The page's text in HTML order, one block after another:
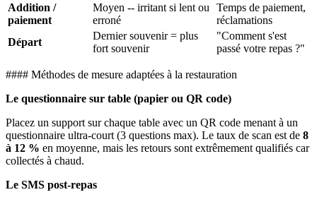
Addition /
paiement
Moyen -- irritant si lent ou
erroné
Temps de paiement,
réclamations
Départ
Dernier souvenir = plus
fort souvenir
"Comment s'est
passé votre repas ?"
#### Méthodes de mesure adaptées à la restauration
Le questionnaire sur table (papier ou QR code)
Placez un support sur chaque table avec un QR code menant à un
questionnaire ultra-court (3 questions max). Le taux de scan est de 8
à 12 % en moyenne, mais les retours sont extrêmement qualifiés car
collectés à chaud.
Le SMS post-repas